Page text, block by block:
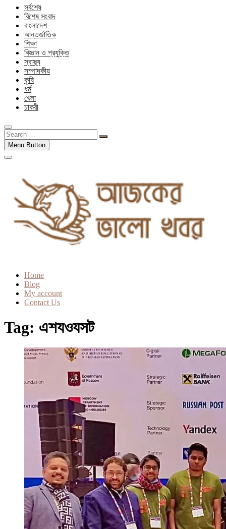
সর্বশেষ
বিশেষ সংবাদ
বাংলাদেশ
আন্তর্জাতিক
শিক্ষা
বিজ্ঞান ও প্রযুক্তি
স্বাস্থ্য
সম্পাদকীয়
কৃষি
ধর্ম
খেলা
চাকরী
Search
…Menu Button
Home
Blog
My account
Contact Us
Tag: এশযওযসট